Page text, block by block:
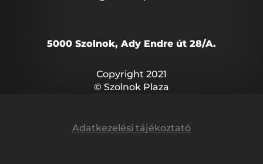
5000 Szolnok, Ady Endre út 28/A.
Copyright 2021
© Szolnok Plaza
Adatkezelési tájékoztató